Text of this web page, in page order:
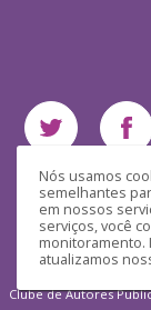
Nós usamos
semelhantes
em nossos
serviços, você
monitoramento.
atualizamos
Clube de Autores